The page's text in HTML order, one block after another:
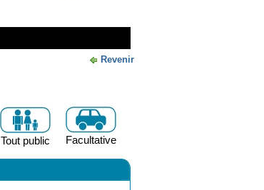
Revenir
Facultative
Tout public